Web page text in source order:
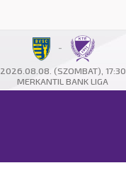
-
2026.08.08. (SZOMBAT), 17:30
MERKANTIL BANK LIGA